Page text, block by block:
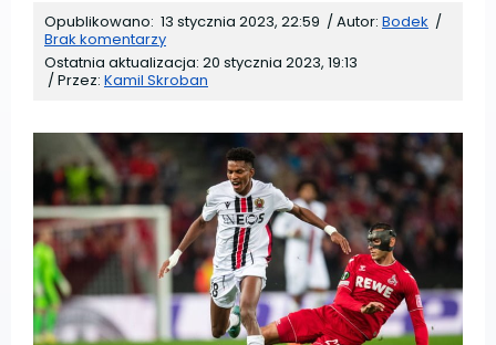
Opublikowano: 13 stycznia 2023, 22:59 /Autor: Bodek /
Brak komentarzy
Ostatnia aktualizacja: 20 stycznia 2023, 19:13
/Przez: Kamil Skroban